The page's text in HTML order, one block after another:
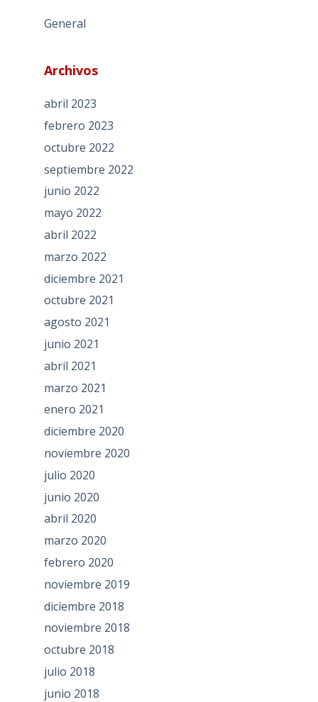
General
Archivos
abril 2023
febrero 2023
octubre 2022
septiembre 2022
junio 2022
mayo 2022
abril 2022
marzo 2022
diciembre 2021
octubre 2021
agosto 2021
junio 2021
abril 2021
marzo 2021
enero 2021
diciembre 2020
noviembre 2020
julio 2020
junio 2020
abril 2020
marzo 2020
febrero 2020
noviembre 2019
diciembre 2018
noviembre 2018
octubre 2018
julio 2018
junio 2018